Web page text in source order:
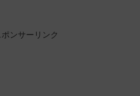
ポンサーリンク